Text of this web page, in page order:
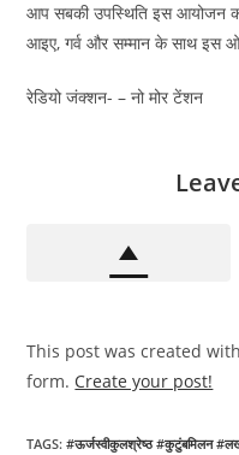
आप सबकी उपस्थिति इस आयोजन
आइए, गर्व और सम्मान के साथ इस
रेडियो जंक्शन- – नो मोर टेंशन
This post was created
form. Create your post!
TAGS:#ऊर्जस्वीकुलश्रेष्ठ #कुटुंबमिलन